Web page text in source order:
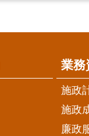
業務
施政
施政
廉政